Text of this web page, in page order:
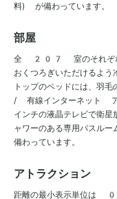
料) が備わっています。
部屋
全 207 室のそれぞれ異
おくつろぎいただけるよう
トップのベッドには、羽
/ 有線インターネット ア
インチの液晶テレビで衛星
ャワーのある専用バスル
備わっています。
アトラクション
距離の最小表示単位